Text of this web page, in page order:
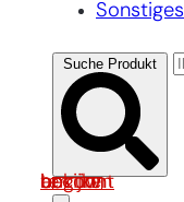
Sonstiges
Suche Produkt
Log in om uw account te bekijken